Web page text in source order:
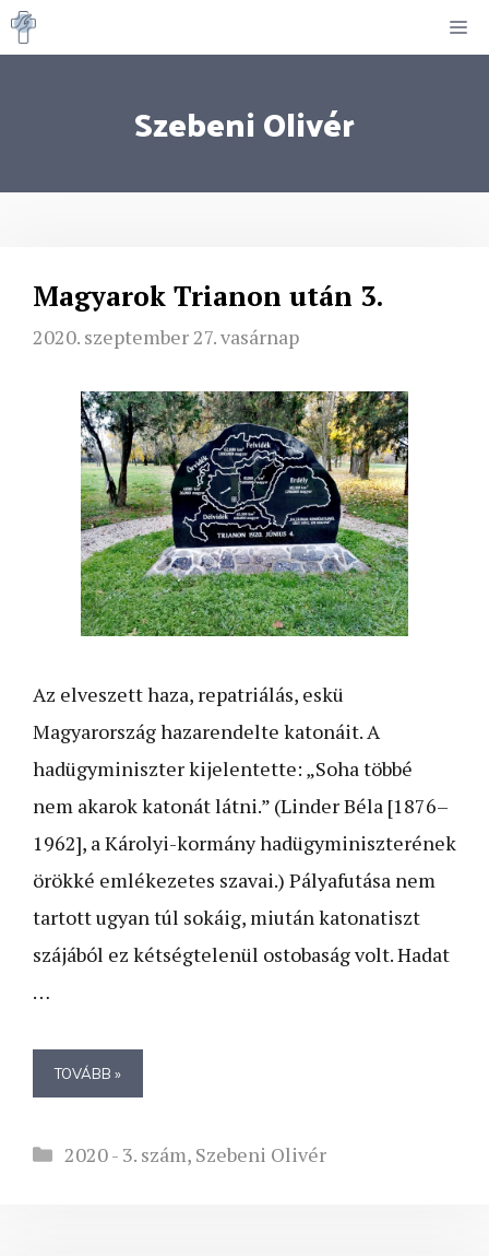
Kilépés
a
Szebeni Olivér
Magyarok Trianon után 3.
2020. szeptember 27. vasárnap
Az elveszett haza, repatriálás, eskü
Magyarország hazarendelte katonáit. A
hadügyminiszter kijelentette: „Soha többé
nem akarok katonát látni.” (Linder Béla [1876–
1962], a Károlyi-kormány hadügyminiszterének
örökké emlékezetes szavai.) Pályafutása nem
tartott ugyan túl sokáig, miután katonatiszt
szájából ez kétségtelenül ostobaság volt. Hadat
…
TOVÁBB »
Kategória
2020 - 3. szám, Szebeni Olivér